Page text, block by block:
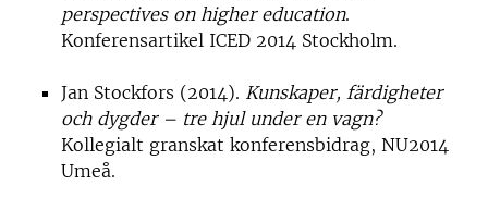
perspectives on higher education.
Konferensartikel ICED 2014 Stockholm.
Jan Stockfors (2014). Kunskaper, färdigheter
och dygder – tre hjul under en vagn?
Kollegialt granskat konferensbidrag, NU2014
Umeå.